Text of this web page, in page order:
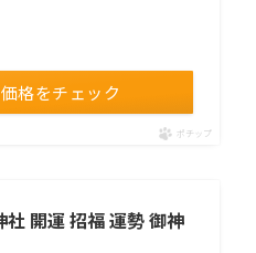
格をチェック
ポチップ
開運 招福 運勢 御神